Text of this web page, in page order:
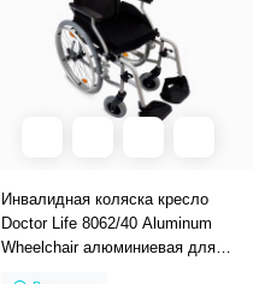
Инвалидная коляска кресло
Doctor Life 8062/40 Aluminum
Wheelchair алюминиевая для